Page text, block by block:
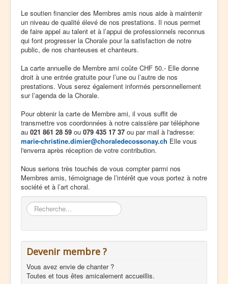
Le soutien financier des Membres amis nous aide à maintenir
un niveau de qualité élevé de nos prestations. Il nous permet
de faire appel au talent et à l’appui de professionnels reconnus
qui font progresser la Chorale pour la satisfaction de notre
public, de nos chanteuses et chanteurs.
La carte annuelle de Membre ami coûte CHF 50.- Elle donne
droit à une entrée gratuite pour l’une ou l’autre de nos
prestations. Vous serez également informés personnellement
sur l’agenda de la Chorale.
Pour obtenir la carte de Membre ami, il vous suffit de
transmettre vos coordonnées à notre caissière par téléphone
au 021 861 28 59 ou 079 435 17 37 ou par mail à l'adresse:
marie-christine.dimier@choraledecossonay.ch Elle vous
l'enverra après réception de votre contribution.
Nous serions très touchés de vous compter parmi nos
Membres amis, témoignage de l’intérêt que vous portez à notre
société et à l’art choral.
Rechercher
Devenir membre ?
Vous avez envie de chanter ?
Toutes et tous êtes amicalement accueillis.